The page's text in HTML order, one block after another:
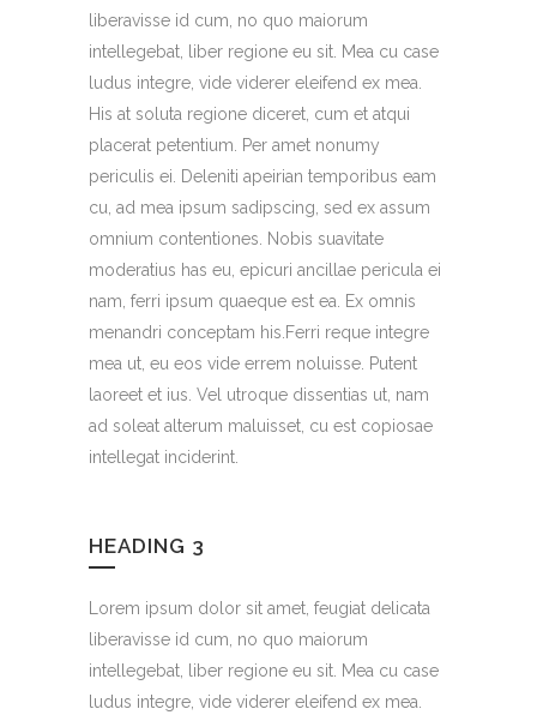
liberavisse id cum, no quo maiorum
intellegebat, liber regione eu sit. Mea cu case
ludus integre, vide viderer eleifend ex mea.
His at soluta regione diceret, cum et atqui
placerat petentium. Per amet nonumy
periculis ei. Deleniti apeirian temporibus eam
cu, ad mea ipsum sadipscing, sed ex assum
omnium contentiones. Nobis suavitate
moderatius has eu, epicuri ancillae pericula ei
nam, ferri ipsum quaeque est ea. Ex omnis
menandri conceptam his.Ferri reque integre
mea ut, eu eos vide errem noluisse. Putent
laoreet et ius. Vel utroque dissentias ut, nam
ad soleat alterum maluisset, cu est copiosae
intellegat inciderint.
HEADING 3
Lorem ipsum dolor sit amet, feugiat delicata
liberavisse id cum, no quo maiorum
intellegebat, liber regione eu sit. Mea cu case
ludus integre, vide viderer eleifend ex mea.